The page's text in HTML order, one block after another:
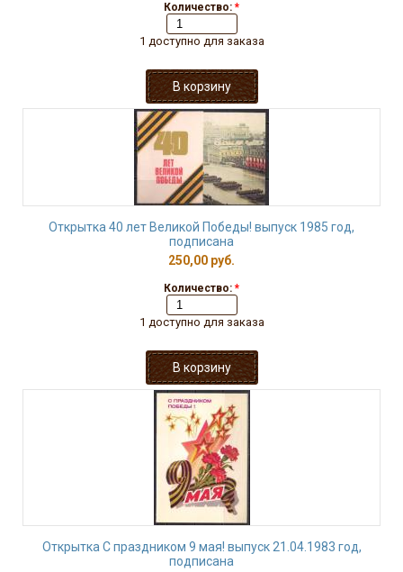
Количество: *
1 доступно для заказа
Открытка 40 лет Великой Победы! выпуск 1985 год,
подписана
250,00 руб.
Количество: *
1 доступно для заказа
Открытка С праздником 9 мая! выпуск 21.04.1983 год,
подписана